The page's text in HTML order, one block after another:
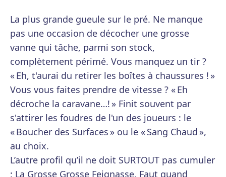
La plus grande gueule sur le pré. Ne manque
pas une occasion de décocher une grosse
vanne qui tâche, parmi son stock,
complètement périmé. Vous manquez un tir ?
« Eh, t'aurai du retirer les boîtes à chaussures ! »
Vous vous faites prendre de vitesse ? « Eh
décroche la caravane…! » Finit souvent par
s'attirer les foudres de l'un des joueurs : le
« Boucher des Surfaces » ou le « Sang Chaud »,
au choix.
L’autre profil qu’il ne doit SURTOUT pas cumuler
: La Grosse Grosse Feignasse. Faut quand